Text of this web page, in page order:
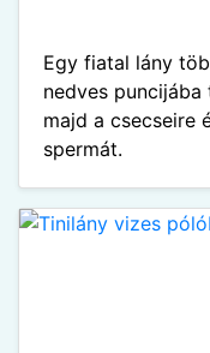
Egy fiatal lány
nedves
majd a csecseire
spermát.